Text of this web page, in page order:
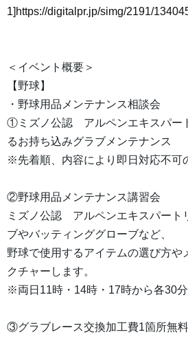
1]https://digitalpr.jp/simg/2191/
＜イベント概要＞
【野球】
・野球用品メンテナンス相談会
①ミズノ公認 アルペンエキスパー
るお持ち込みグラブメンテナンス
※先着順、内容により即日対応不可
②野球用品メンテナンス講習会
ミズノ公認 アルペンエキスパート
ブやバッティンググローブなど、
野球で使用するアイテムの選び方や
クチャーします。
※両日11時・14時・17時から各30分
③グラブレース交換加工費1箇所無